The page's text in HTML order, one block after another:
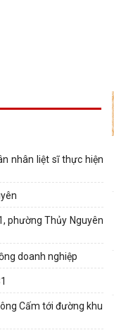
nhân liệt sĩ thực hiện
phường Thủy Nguyên
doanh nghiệp
Cấm tới đường khu